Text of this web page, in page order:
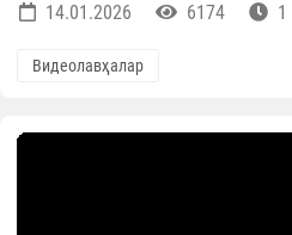
14.01.2026 6174 1
Видеолавҳалар